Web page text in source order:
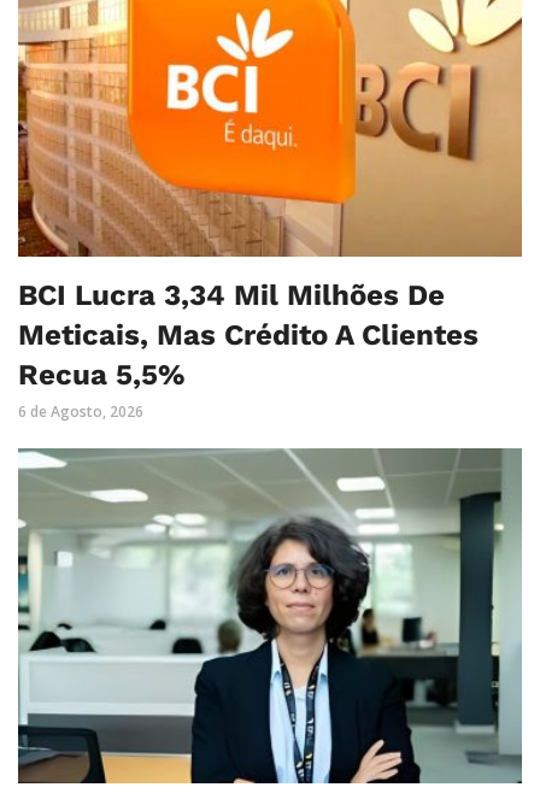
BCI Lucra 3,34 Mil Milhões De
Meticais, Mas Crédito A Clientes
Recua 5,5%
6 de Agosto, 2026